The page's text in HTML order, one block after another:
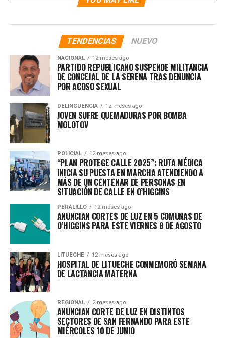
TENDENCIAS NUEVO
NACIONAL 12 meses ago
PARTIDO REPUBLICANO SUSPENDE MILITANCIA
DE CONCEJAL DE LA SERENA TRAS DENUNCIA
POR ACOSO SEXUAL
DELINCUENCIA 12 meses ago
JOVEN SUFRE QUEMADURAS POR BOMBA
MOLOTOV
POLICIAL 12 meses ago
“PLAN PROTEGE CALLE 2025”: RUTA MÉDICA
INICIA SU PUESTA EN MARCHA ATENDIENDO A
MÁS DE UN CENTENAR DE PERSONAS EN
SITUACIÓN DE CALLE EN O’HIGGINS
PERALILLO 12 meses ago
ANUNCIAN CORTES DE LUZ EN 5 COMUNAS DE
O’HIGGINS PARA ESTE VIERNES 8 DE AGOSTO
LITUECHE 12 meses ago
HOSPITAL DE LITUECHE CONMEMORÓ SEMANA
DE LACTANCIA MATERNA
REGIONAL 2 meses ago
ANUNCIAN CORTE DE LUZ EN DISTINTOS
SECTORES DE SAN FERNANDO PARA ESTE
MIÉRCOLES 10 DE JUNIO